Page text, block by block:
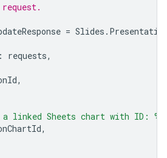
= Slides .
: requests,
,
a linked Sheets chart with ID:
,